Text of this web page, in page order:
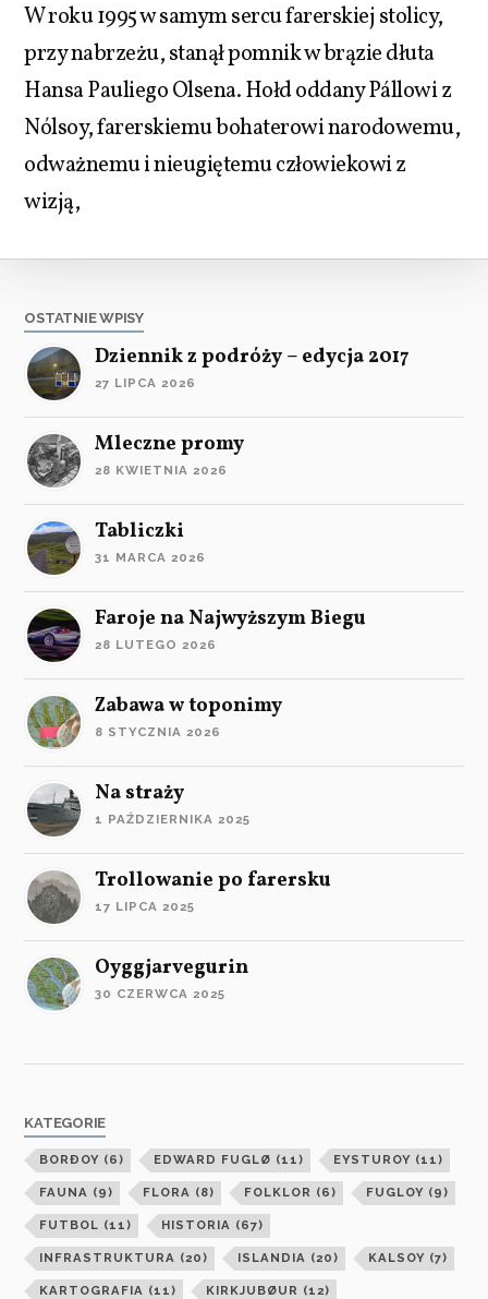
W roku 1995 w samym sercu farerskiej stolicy,
przy nabrzeżu, stanął pomnik w brązie dłuta
Hansa Pauliego Olsena. Hołd oddany Pállowi z
Nólsoy, farerskiemu bohaterowi narodowemu,
odważnemu i nieugiętemu człowiekowi z
wizją,
OSTATNIE WPISY
Dziennik z podróży – edycja 2017
27 LIPCA 2026
Mleczne promy
28 KWIETNIA 2026
Tabliczki
31 MARCA 2026
Faroje na Najwyższym Biegu
28 LUTEGO 2026
Zabawa w toponimy
8 STYCZNIA 2026
Na straży
1 PAŹDZIERNIKA 2025
Trollowanie po farersku
17 LIPCA 2025
Oyggjarvegurin
30 CZERWCA 2025
KATEGORIE
BORÐOY (6) EDWARD FUGLØ (11) EYSTUROY (11)
FAUNA (9) FLORA (8) FOLKLOR (6) FUGLOY (9)
FUTBOL (11) HISTORIA (67)
INFRASTRUKTURA (20) ISLANDIA (20) KALSOY (7)
KARTOGRAFIA (11) KIRKJUBØUR (12)